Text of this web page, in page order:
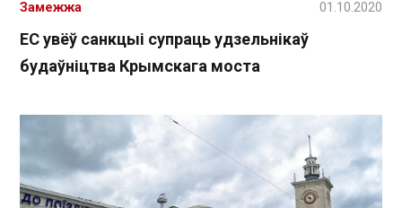
ЕС увёў санкцыі супраць удзельнікаў
будаўніцтва Крымскага моста
Замежжа 01.10.2020